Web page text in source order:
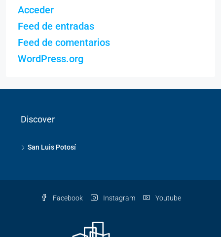
Acceder
Feed de entradas
Feed de comentarios
WordPress.org
Discover
San Luis Potosí
Facebook Instagram Youtube